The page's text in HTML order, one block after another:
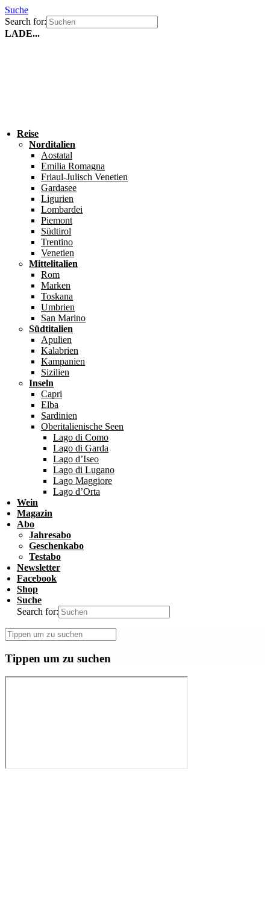
Suche
Search for:
LADE...
Reise
Norditalien
Aostatal
Emilia Romagna
Friaul-Julisch Venetien
Gardasee
Ligurien
Lombardei
Piemont
Südtirol
Trentino
Venetien
Mittelitalien
Rom
Marken
Toskana
Umbrien
San Marino
Südtitalien
Apulien
Kalabrien
Kampanien
Sizilien
Inseln
Capri
Elba
Sardinien
Oberitalienische Seen
Lago di Como
Lago di Garda
Lago d’Iseo
Lago di Lugano
Lago Maggiore
Lago d’Orta
Wein
Magazin
Abo
Jahresabo
Geschenkabo
Testabo
Newsletter
Facebook
Shop
Suche
Search for:
Tippen um zu suchen